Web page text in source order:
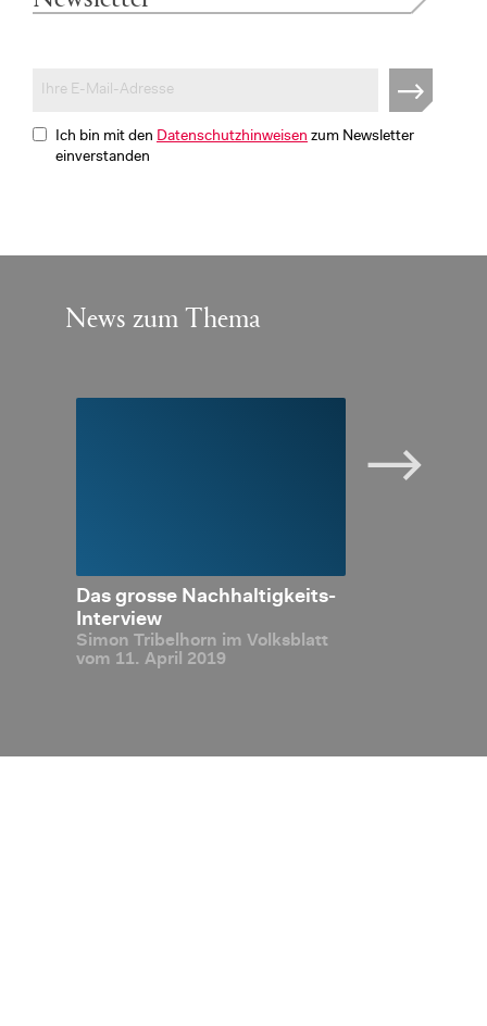
Ich bin mit den Datenschutzhinweisen zum Newsletter
einverstanden
News zum Thema
Das gros­se Nach­hal­tig­keits-
In­ter­view
Simon Tri­bel­horn im Volks­blatt
vom 11. April 2019